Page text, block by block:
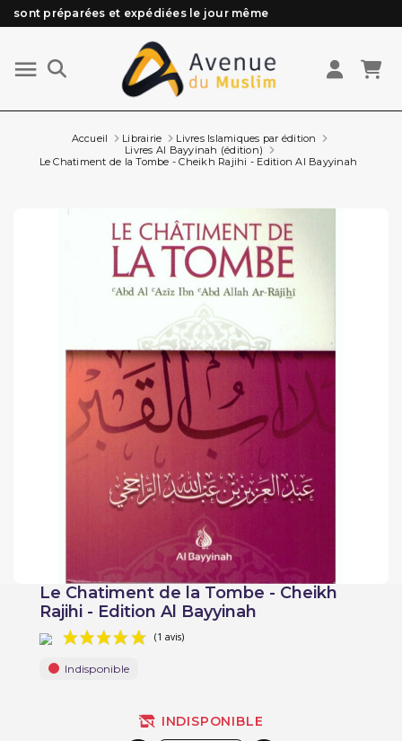
sont préparées et expédiées le jour même
Besoin d'aide ? Retrouvez notre FAQ
Livraison offerte à partir de 89€ d'achat*
Les Commandes passées avant 15h (lun au Vend)
Accueil Librairie
Livres Islamiques par édition
Livres Al Bayyinah (édition)
Le Chatiment de la Tombe - Cheikh Rajihi - Edition Al Bayyinah
Le Chatiment de la Tombe - Cheikh
Rajihi - Edition Al Bayyinah
Indisponible
INDISPONIBLE